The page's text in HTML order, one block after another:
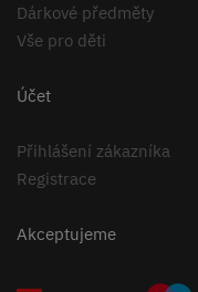
Dárkové předměty
Vše pro děti
Účet
Přihlášení zákazníka
Registrace
Akceptujeme